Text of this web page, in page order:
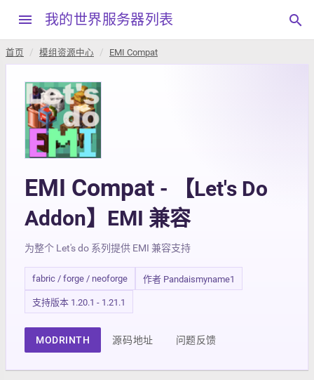
menu 我的世界服务器列表 search
首页 模组资源中心 EMI Compat
EMI Compat - 【Let's Do
Addon】EMI 兼容
为整个 Let's do 系列提供 EMI 兼容支持
fabric / forge / neoforge 作者 Pandaismyname1
支持版本 1.20.1 - 1.21.1
MODRINTH 源码地址 问题反馈